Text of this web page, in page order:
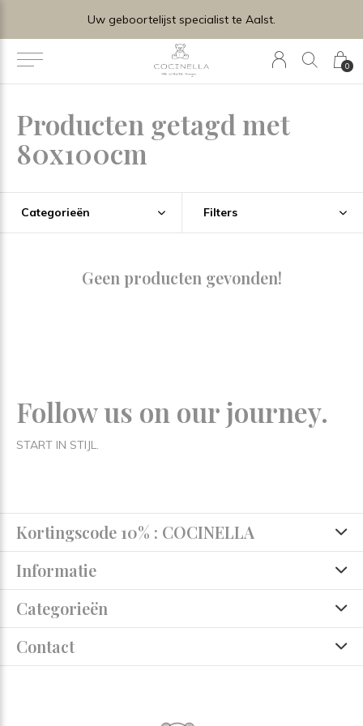
0
Uw geboortelijst specialist te Aalst.
Producten getagd met
80x100cm
Categorieën Filters
Geen producten gevonden!
Follow us on our journey.
START IN STIJL.
Kortingscode 10% : COCINELLA
Informatie
Categorieën
Contact